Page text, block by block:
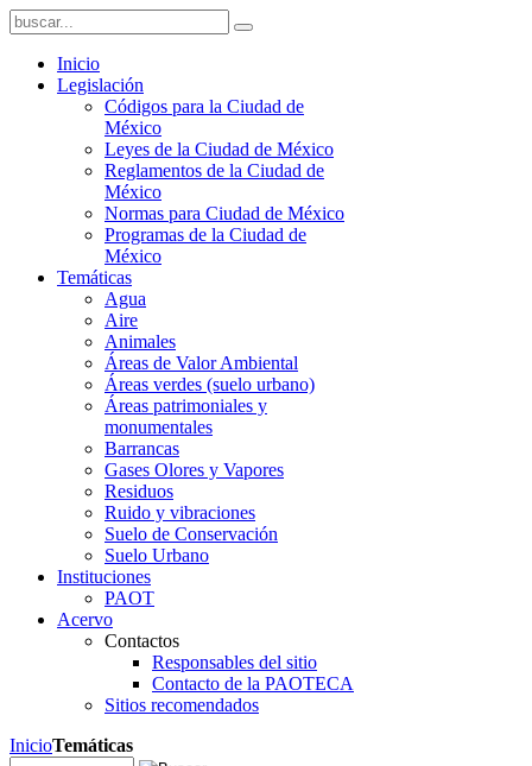
Inicio
Legislación
Códigos para la Ciudad de
México
Leyes de la Ciudad de México
Reglamentos de la Ciudad de
México
Normas para Ciudad de México
Programas de la Ciudad de
México
Temáticas
Agua
Aire
Animales
Áreas de Valor Ambiental
Áreas verdes (suelo urbano)
Áreas patrimoniales y
monumentales
Barrancas
Gases Olores y Vapores
Residuos
Ruido y vibraciones
Suelo de Conservación
Suelo Urbano
Instituciones
PAOT
Acervo
Contactos
Responsables del sitio
Contacto de la PAOTECA
Sitios recomendados
InicioTemáticas